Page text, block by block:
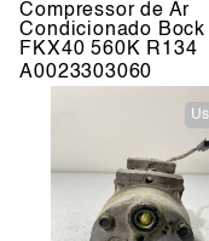
Compressor de Ar
Condicionado Bock
FKX40 560K R134
A0023303060